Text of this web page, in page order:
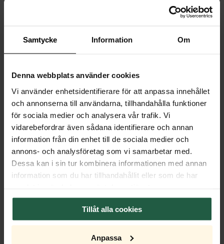
Samtycke Information Om
Denna webbplats använder cookies
Vi använder enhetsidentifierare för att anpassa innehållet
och annonserna till användarna, tillhandahålla funktioner
för sociala medier och analysera vår trafik. Vi
vidarebefordrar även sådana identifierare och annan
information från din enhet till de sociala medier och
annons- och analysföretag som vi samarbetar med.
Dessa kan i sin tur kombinera informationen med annan
information som du har tillhandahållit eller som de har
Tillåt alla cookies
Anpassa
ORIGINALEN
Omega bordlampe H69 cm
krom/hvit
FLERE FARGER
ORIGINALEN
Omega bordlampe h 69 cm
messing/hvit